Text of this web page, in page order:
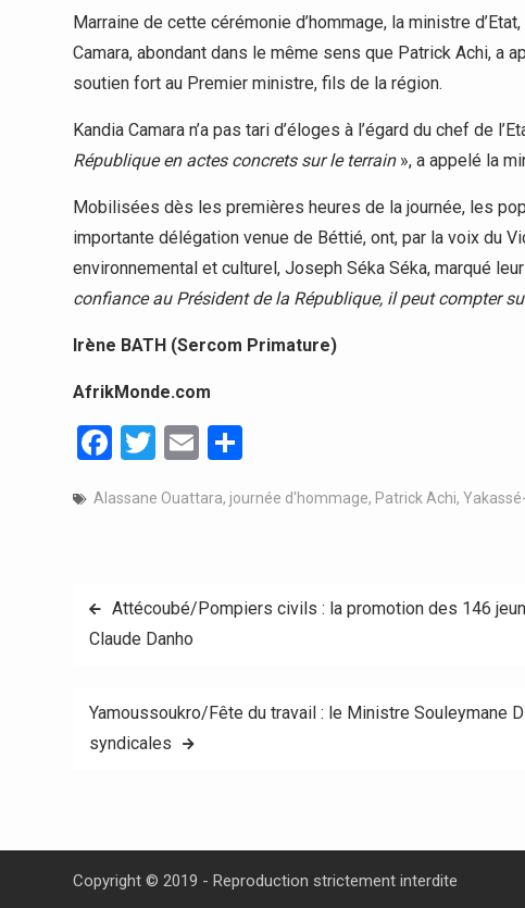
Marraine de cette cérémonie d’hommage, la ministre
Camara, abondant dans le même sens que Patrick Achi, a
soutien fort au Premier ministre, fils de la région.
Kandia Camara n’a pas tari d’éloges à l’égard du chef de
République en actes concrets sur le terrain», a appelé la
Mobilisées dès les premières heures de la journée, les
importante délégation venue de Béttié, ont, par la voix du
environnemental et culturel, Joseph Séka Séka, marqué
confiance au Président de la République, il peut compter
Irène BATH (Sercom Primature)
AfrikMonde.com
Facebook
Twitter
Email
Alassane Ouattara, journée d'hommage, Patrick Achi,
Navigation
de
l’article
Attécoubé/Pompiers civils : la promotion des 146
Claude Danho
Yamoussoukro/Fête du travail : le Ministre Souleymane
syndicales
Copyright © 2019 - Reproduction strictement interdite